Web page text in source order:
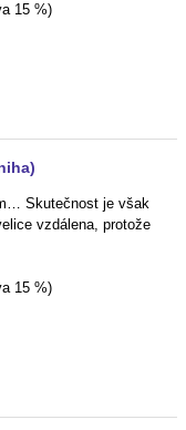
15 %)
Skutečnost je však
vzdálena, protože
15 %)